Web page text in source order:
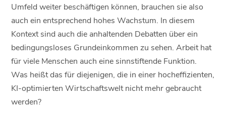
Umfeld weiter beschäftigen können, brauchen sie also
auch ein entsprechend hohes Wachstum. In diesem
Kontext sind auch die anhaltenden Debatten über ein
bedingungsloses Grundeinkommen zu sehen. Arbeit hat
für viele Menschen auch eine sinnstiftende Funktion.
Was heißt das für diejenigen, die in einer hocheffizienten,
KI-optimierten Wirtschaftswelt nicht mehr gebraucht
werden?